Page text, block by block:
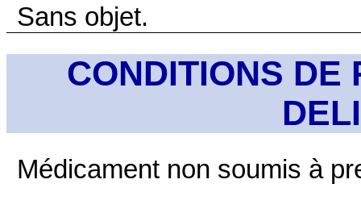
Sans objet.
CONDITIONS DE
Médicament non soumis à